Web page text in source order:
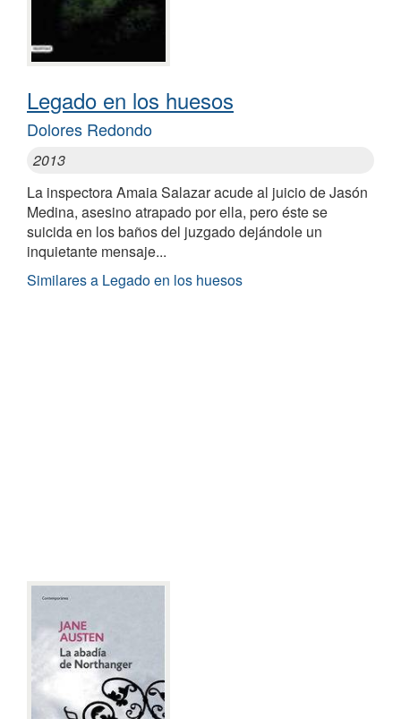
Legado en los huesos
Dolores Redondo
2013
La inspectora Amaia Salazar acude al juicio de Jasón
Medina, asesino atrapado por ella, pero éste se
suicida en los baños del juzgado dejándole un
inquietante mensaje...
Similares a Legado en los huesos